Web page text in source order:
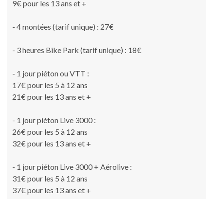
9€ pour les 13 ans et +
- 4 montées (tarif unique) : 27€
- 3 heures Bike Park (tarif unique) : 18€
- 1 jour piéton ou VTT :
17€ pour les 5 à 12 ans
21€ pour les 13 ans et +
- 1 jour piéton Live 3000 :
26€ pour les 5 à 12 ans
32€ pour les 13 ans et +
- 1 jour piéton Live 3000 + Aérolive :
31€ pour les 5 à 12 ans
37€ pour les 13 ans et +